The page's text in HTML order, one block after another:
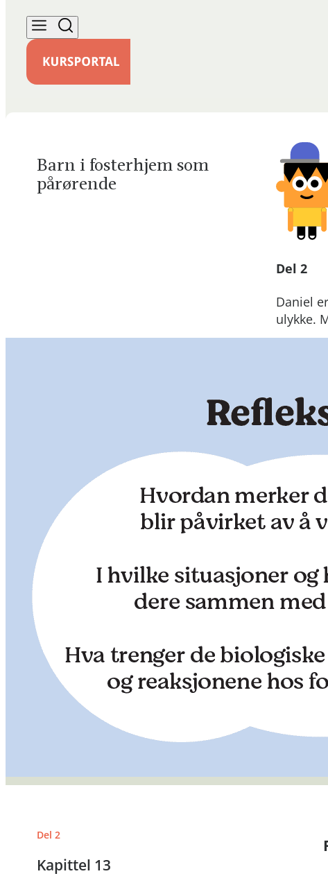
Barn i fosterhjem som
pårørende
Del 2
Daniel
ulykke.
Del 2
Kapittel 13